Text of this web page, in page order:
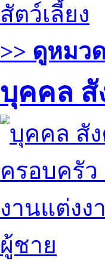
สัตว์เลี้ยง
>> ดูหมว
บุคคล สั
ครอบครัว
งานแต่งง
ผู้ชาย